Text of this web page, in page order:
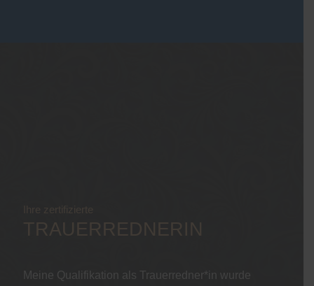
Ihre zertifizierte
TRAUERREDNERIN
Meine Qualifikation als Trauerredner*in wurde